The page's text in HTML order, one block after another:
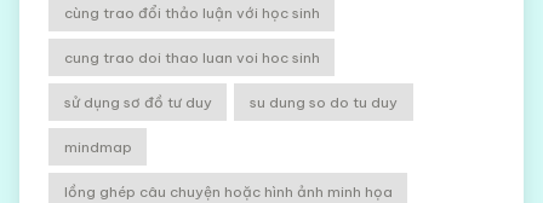
cùng trao đổi thảo luận với học sinh
cung trao doi thao luan voi hoc sinh
sử dụng sơ đồ tư duy su dung so do tu duy
mindmap
lồng ghép câu chuyện hoặc hình ảnh minh họa